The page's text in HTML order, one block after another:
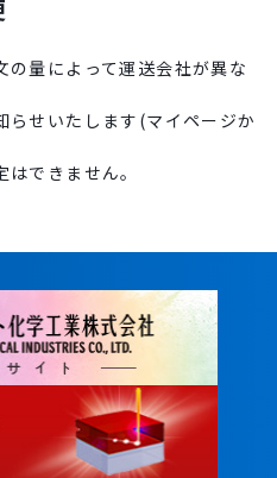
の量によって運送会社が異な
らせいたします(マイページか
できません。